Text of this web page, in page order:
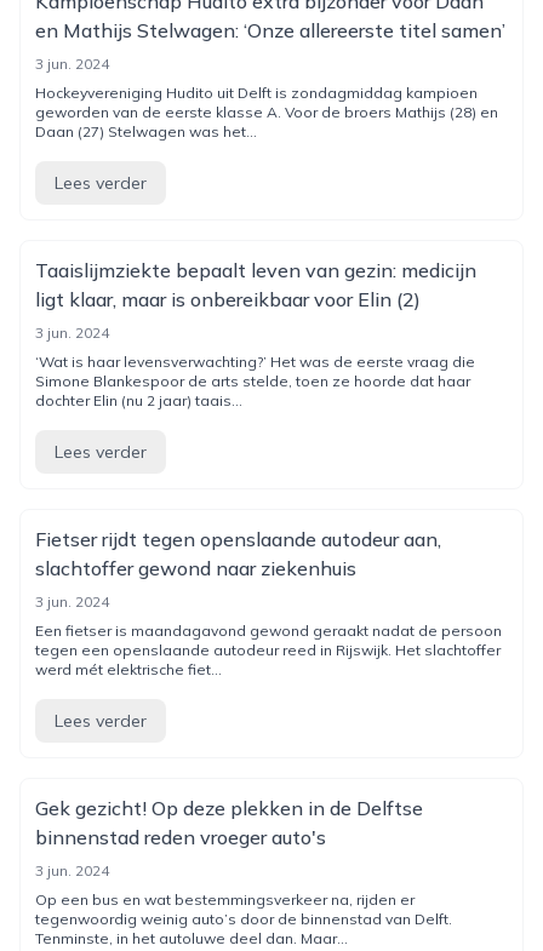
en Mathijs Stelwagen: ‘Onze allereerste titel samen’
3 jun. 2024
Hockeyvereniging Hudito uit Delft is zondagmiddag kampioen
geworden van de eerste klasse A. Voor de broers Mathijs (28) en
Daan (27) Stelwagen was het...
Lees verder
Taaislijmziekte bepaalt leven van gezin: medicijn
ligt klaar, maar is onbereikbaar voor Elin (2)
3 jun. 2024
‘Wat is haar levensverwachting?’ Het was de eerste vraag die
Simone Blankespoor de arts stelde, toen ze hoorde dat haar
dochter Elin (nu 2 jaar) taais...
Lees verder
Fietser rijdt tegen openslaande autodeur aan,
slachtoffer gewond naar ziekenhuis
3 jun. 2024
Een fietser is maandagavond gewond geraakt nadat de persoon
tegen een openslaande autodeur reed in Rijswijk. Het slachtoffer
werd mét elektrische fiet...
Lees verder
Gek gezicht! Op deze plekken in de Delftse
binnenstad reden vroeger auto's
3 jun. 2024
Op een bus en wat bestemmingsverkeer na, rijden er
tegenwoordig weinig auto’s door de binnenstad van Delft.
Tenminste, in het autoluwe deel dan. Maar...